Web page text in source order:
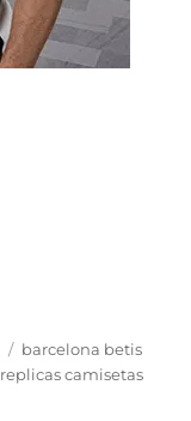
Etiquetas
barcelona betis
replicas camisetas